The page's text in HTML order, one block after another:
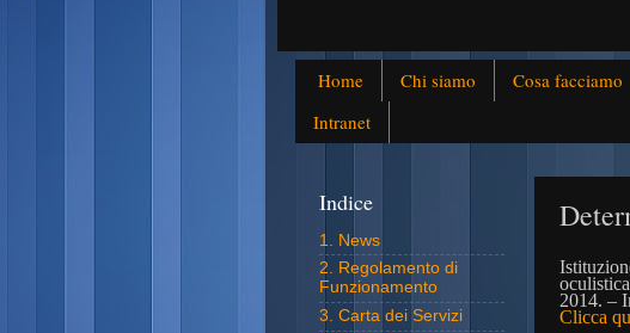
Home Chi siamo Cosa facciamo
Intranet
2014. –
Clicca
Indice
1. News
2. Regolamento di
Funzionamento
3. Carta dei Servizi